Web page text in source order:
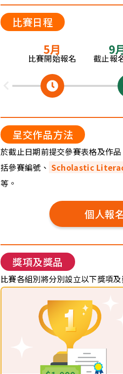
比賽日程​
5月
比賽開始報名
9
截止報
呈交作品方法​​
於截止日期前提交參賽表格及作
括參賽編號、 Scholastic
等。
個人報
獎項及獎品​
比賽各組別將分別設立以下獎項